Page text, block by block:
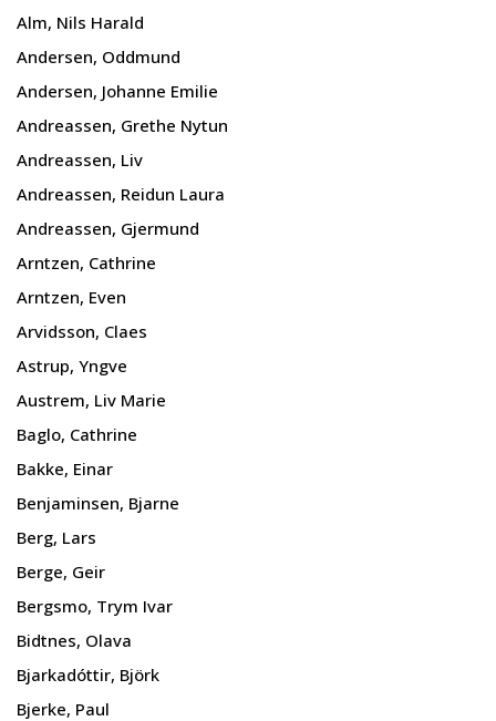
Alm, Nils Harald
Andersen, Oddmund
Andersen, Johanne Emilie
Andreassen, Grethe Nytun
Andreassen, Liv
Andreassen, Reidun Laura
Andreassen, Gjermund
Arntzen, Cathrine
Arntzen, Even
Arvidsson, Claes
Astrup, Yngve
Austrem, Liv Marie
Baglo, Cathrine
Bakke, Einar
Benjaminsen, Bjarne
Berg, Lars
Berge, Geir
Bergsmo, Trym Ivar
Bidtnes, Olava
Bjarkadóttir, Björk
Bjerke, Paul